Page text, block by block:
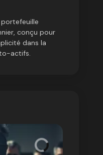
conçu pour
dans la
actifs.